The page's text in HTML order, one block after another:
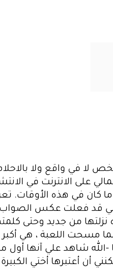
لا في واقع ولا
الانترنت في
ما كان في هذه الأوقات.
قد فعلت عكس
من جديد وحتى
مسحت اللعبة ، هي
-الله شاهد علي آنها أول
أن أعتبرها أختي